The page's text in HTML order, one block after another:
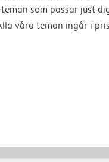
som passar just
våra teman ingår i